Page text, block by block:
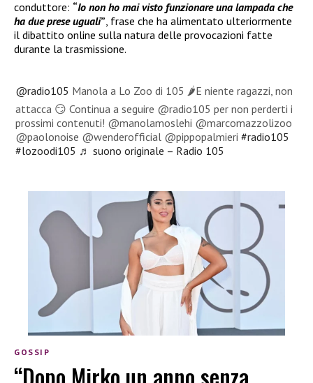
conduttore: “Io non ho mai visto funzionare una lampada che
ha due prese uguali”, frase che ha alimentato ulteriormente
il dibattito online sulla natura delle provocazioni fatte
durante la trasmissione.
@radio105 Manola a Lo Zoo di 105 🌶️E niente ragazzi, non
attacca 😏 Continua a seguire @radio105 per non perderti i
prossimi contenuti! @manolamoslehi @marcomazzolizoo
@paolonoise @wenderofficial @pippopalmieri#radio105
#lozoodi105 ♬ suono originale – Radio 105
GOSSIP
“Dopo Mirko un anno senza